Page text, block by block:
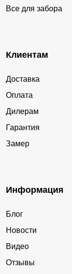
Все для забора
Клиентам
Доставка
Оплата
Дилерам
Гарантия
Замер
Информация
Блог
Новости
Видео
Отзывы